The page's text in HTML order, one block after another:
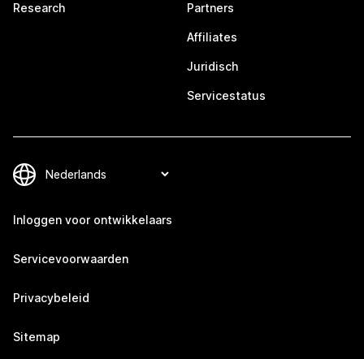
Research Partners
Affiliates
Juridisch
Servicestatus
Inloggen voor ontwikkelaars
Servicevoorwaarden
Privacybeleid
Sitemap